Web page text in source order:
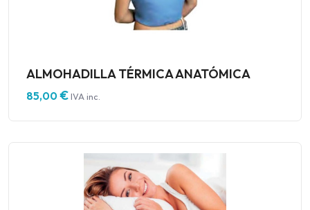
ALMOHADILLA TÉRMICA ANATÓMICA
85,00€IVA inc.